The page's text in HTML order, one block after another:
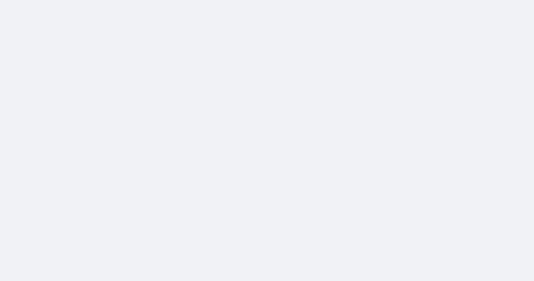
kodu, töökoht või sina
töölaua peal, siis toob see
sa soovid materiaalset